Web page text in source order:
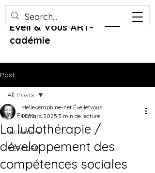
Eveil & Vous ART-
cadémie
Post
All Posts
recreature
MERCURE
All Posts
La ludothérapie /
développement des
compétences sociales
Melleseraphine-net Éveiletvous
14 mars 2025 3 min de lecture